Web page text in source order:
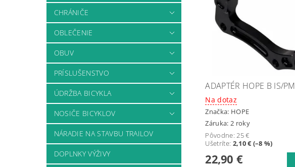
CHRÁNIČE
OBLEČENIE
OBUV
PRÍSLUŠENSTVO
ÚDRŽBA BICYKLA
NOSIČE BICYKLOV
NÁRADIE NA STAVBU TRAILOV
DOPLNKY VÝŽIVY
ADAPTÉR HOPE B IS/PM
Na dotaz
Značka: HOPE
Záruka: 2 roky
Pôvodne:25 €
Ušetríte: 2,10 € (–8 %)
22,90 €